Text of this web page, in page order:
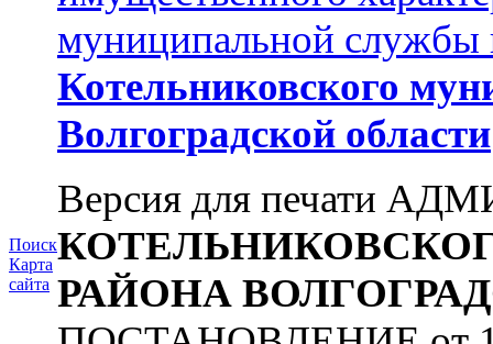
Поиск
Карта
сайта
муниципальной службы
Котельниковского
Волгоградской области
Версия для печати
РАЙОНА